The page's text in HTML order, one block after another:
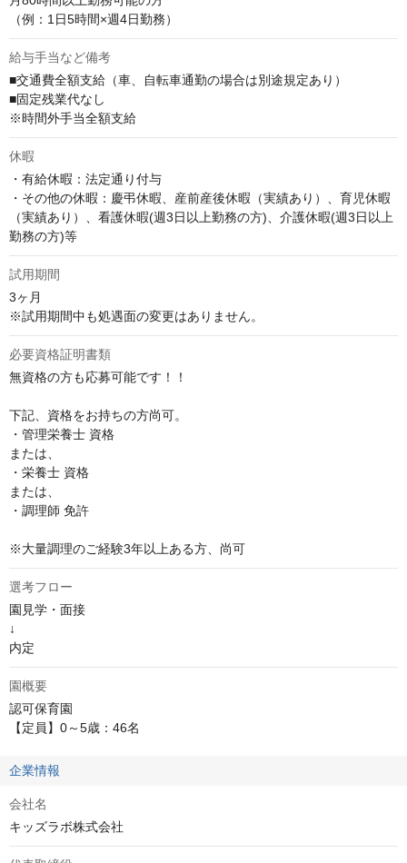
（例：1日5時間×週4日勤務）
給与手当など備考
■交通費全額支給（車、自転車通勤の場合は別途規定あり）
■固定残業代なし
※時間外手当全額支給
休暇
・有給休暇：法定通り付与
・その他の休暇：慶弔休暇、産前産後休暇（実績あり）、育児休暇
（実績あり）、看護休暇(週3日以上勤務の方)、介護休暇(週3日以上
勤務の方)等
試用期間
3ヶ月
※試用期間中も処遇面の変更はありません。
必要資格証明書類
無資格の方も応募可能です！！
下記、資格をお持ちの方尚可。
・管理栄養士 資格
または、
・栄養士 資格
または、
・調理師 免許
※大量調理のご経験3年以上ある方、尚可
選考フロー
園見学・面接
↓
内定
園概要
認可保育園
【定員】0～5歳：46名
企業情報
会社名
キッズラボ株式会社